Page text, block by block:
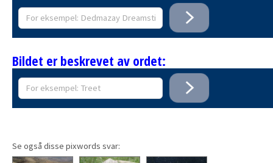
Bildet er beskrevet av ordet:
Se også disse pixwords svar: